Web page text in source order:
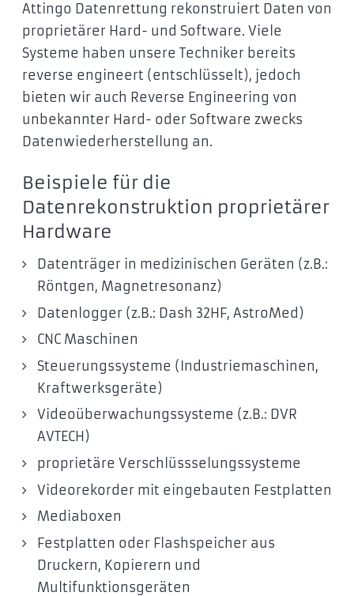
Attingo Datenrettung rekonstruiert Daten von
proprietärer Hard- und Software. Viele
Systeme haben unsere Techniker bereits
reverse engineert (entschlüsselt), jedoch
bieten wir auch Reverse Engineering von
unbekannter Hard- oder Software zwecks
Datenwiederherstellung an.
Beispiele für die
Datenrekonstruktion proprietärer
Hardware
Datenträger in medizinischen Geräten (z.B.:
Röntgen, Magnetresonanz)
Datenlogger (z.B.: Dash 32HF, AstroMed)
CNC Maschinen
Steuerungssysteme (Industriemaschinen,
Kraftwerksgeräte)
Videoüberwachungssysteme (z.B.: DVR
AVTECH)
proprietäre Verschlüssselungssysteme
Videorekorder mit eingebauten Festplatten
Mediaboxen
Festplatten oder Flashspeicher aus
Druckern, Kopierern und
Multifunktionsgeräten